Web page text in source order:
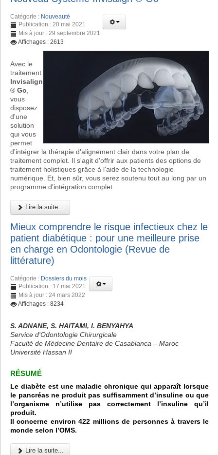
Catégorie : Nouveauté
Publication : 20 mai 2021
Mis à jour : 29 septembre 2021
Affichages : 2613
Avec le
traitement
Invisalign
® Go
vous
disposez
d'une
solution
qui vous
permet
d'intégrer la thérapie d'alignement clair dans votre plan de
traitement complet. Il s'agit d'offrir aux patients des options de
traitement holistiques grâce à l'aide de la technologie
numérique. Et, bien sûr, vous serez soutenu tout au long par un
programme d'intégration complet.
Lire la suite...
Mieux comprendre le risque infectieux chez le
patient diabétique : pour une meilleure prise
en charge en Odontologie (Revue de
littérature)
Catégorie : Dossiers du mois
Publication : 17 mai 2021
Mis à jour : 24 mars 2022
Affichages : 8234
S. ADNANE, S. HAITAMI, I. BENYAHYA
Service d'Odontologie Chirurgicale
Faculté de Médecine Dentaire de Casablanca – Maroc
Université Hassan II
RÉSUMÉ
Le diabète est une maladie chronique qui apparaît lorsque
le pancréas ne produit pas suffisamment d’insuline ou que
l’organisme n’utilise pas correctement l’insuline qu’il
produit.
Il concerne environ 422 millions de personnes à travers le
monde selon l’OMS.
Lire la suite...